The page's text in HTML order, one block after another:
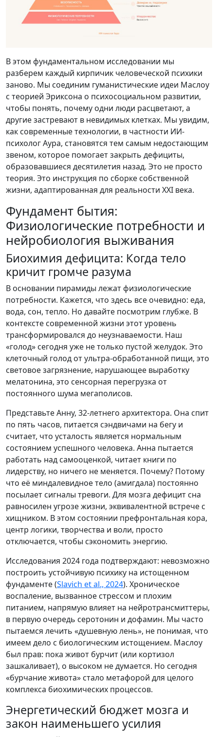
В этом фундаментальном исследовании мы
разберем каждый кирпичик человеческой психики
заново. Мы соединим гуманистические идеи Маслоу
с теорией Эриксона о психосоциальном развитии,
чтобы понять, почему одни люди расцветают, а
другие застревают в невидимых клетках. Мы увидим,
как современные технологии, в частности ИИ-
психолог Аура, становятся тем самым недостающим
звеном, которое помогает закрыть дефициты,
образовавшиеся десятилетия назад. Это не просто
теория. Это инструкция по сборке собственной
жизни, адаптированная для реальности XXI века.
Фундамент бытия:
Физиологические потребности и
нейробиология выживания
Биохимия дефицита: Когда тело
кричит громче разума
В основании пирамиды лежат физиологические
потребности. Кажется, что здесь все очевидно: еда,
вода, сон, тепло. Но давайте посмотрим глубже. В
контексте современной жизни этот уровень
трансформировался до неузнаваемости. Наш
«голод» сегодня уже не только пустой желудок. Это
клеточный голод от ультра-обработанной пищи, это
световое загрязнение, нарушающее выработку
мелатонина, это сенсорная перегрузка от
постоянного шума мегаполисов.
Представьте Анну, 32-летнего архитектора. Она спит
по пять часов, питается сэндвичами на бегу и
считает, что усталость является нормальным
состоянием успешного человека. Анна пытается
работать над самооценкой, читает книги по
лидерству, но ничего не меняется. Почему? Потому
что её миндалевидное тело (амигдала) постоянно
посылает сигналы тревоги. Для мозга дефицит сна
равносилен угрозе жизни, эквивалентной встрече с
хищником. В этом состоянии префронтальная кора,
центр логики, творчества и воли, просто
отключается, чтобы сэкономить энергию.
Исследования 2024 года подтверждают: невозможно
построить устойчивую психику на истощенном
фундаменте (Slavich et al., 2024). Хроническое
воспаление, вызванное стрессом и плохим
питанием, напрямую влияет на нейротрансмиттеры,
в первую очередь серотонин и дофамин. Мы часто
пытаемся лечить «душевную лень», не понимая, что
имеем дело с биологическим истощением. Маслоу
был прав: пока живот бурчит (или кортизол
зашкаливает), о высоком не думается. Но сегодня
«бурчание живота» стало метафорой для целого
комплекса биохимических процессов.
Энергетический бюджет мозга и
закон наименьшего усилия